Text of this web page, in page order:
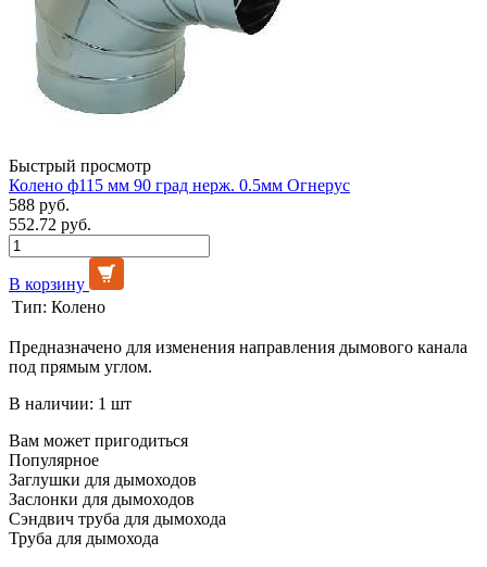
Быстрый просмотр
Колено ф115 мм 90 град нерж. 0.5мм Огнерус
588 руб.
552.72 руб.
В корзину
Тип: Колено
Предназначено для изменения направления дымового канала
под прямым углом.
В наличии: 1 шт
Вам может пригодиться
Популярное
Заглушки для дымоходов
Заслонки для дымоходов
Сэндвич труба для дымохода
Труба для дымохода